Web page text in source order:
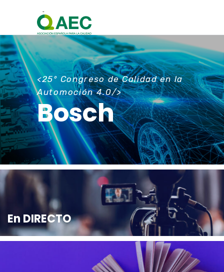
<25º Congreso de Calidad en la
Automoción 4.0/>
Bosch
En DIRECTO